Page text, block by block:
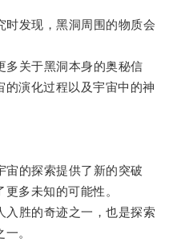
发现，黑洞周围的物质会
关于黑洞本身的奥秘信
的演化过程以及宇宙中的神
的探索提供了新的突破
多未知的可能性。
胜的奇迹之一，也是探索
。